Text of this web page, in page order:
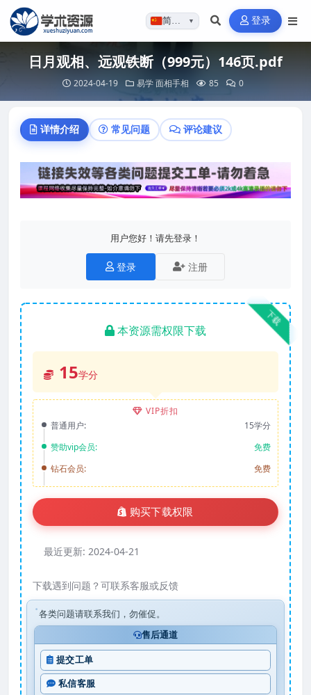
简体…▼ 登录
日月观相、远观铁断（999元）146页.pdf
2024-04-19 易学 面相手相 85 0
详情介绍 常见问题 评论建议
用户您好！请先登录！
登录 注册
下载
本资源需权限下载
15学分
VIP折扣
普通用户:
15学分
赞助vip会员:
免费
钻石会员:
免费
购买下载权限
最近更新: 2024-04-21
下载遇到问题？可联系客服或反馈
各类问题请联系我们，勿催促。
售后通道
提交工单
私信客服